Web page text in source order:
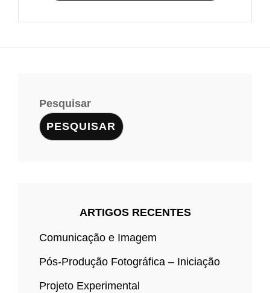
Pesquisar
PESQUISAR
ARTIGOS RECENTES
Comunicação e Imagem
Pós-Produção Fotográfica – Iniciação
Projeto Experimental